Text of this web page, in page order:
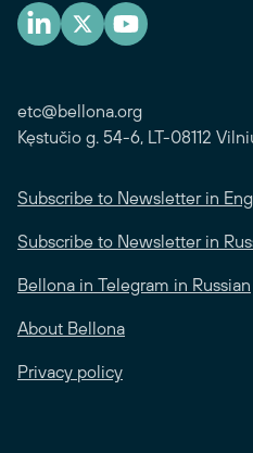
etc@bellona.org
Kęstučio g. 54-6, LT-08112
Subscribe to Newsletter in
Subscribe to Newsletter in
Bellona in Telegram in Russian
About Bellona
Privacy policy